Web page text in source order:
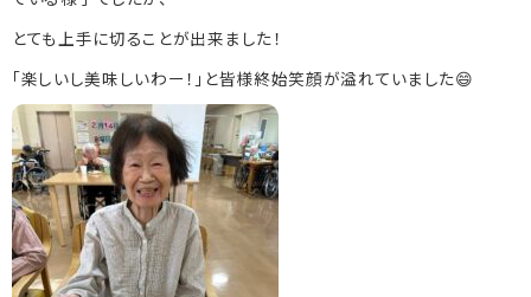
086-294-1123
086-294-1114
とても上手に切ることが出来ました！
「楽しいし美味しいわー！」と皆様終始笑顔が溢れていました😄